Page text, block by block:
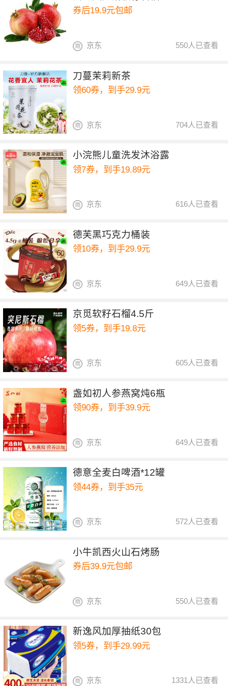
券后19.9元包邮
550人已查看
京东
刀蔓茉莉新茶
领60券，到手29.9元
704人已查看
京东
小浣熊儿童洗发沐浴露
领7券，到手19.89元
616人已查看
京东
德芙黑巧克力桶装
领10券，到手29.9元
649人已查看
京东
京觅软籽石榴4.5斤
领5券，到手19.8元
605人已查看
京东
盏如初人参燕窝炖6瓶
领90券，到手39.9元
649人已查看
京东
德意全麦白啤酒*12罐
领44券，到手35元
572人已查看
京东
小牛凯西火山石烤肠
券后39.9元包邮
550人已查看
京东
新逸风加厚抽纸30包
领5券，到手29.99元
1331人已查看
京东